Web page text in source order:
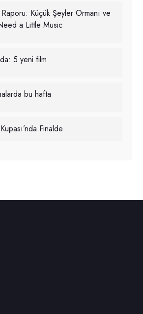
Küçük Şeyler Ormanı ve
a Little Music
5 yeni film
bu hafta
Finalde